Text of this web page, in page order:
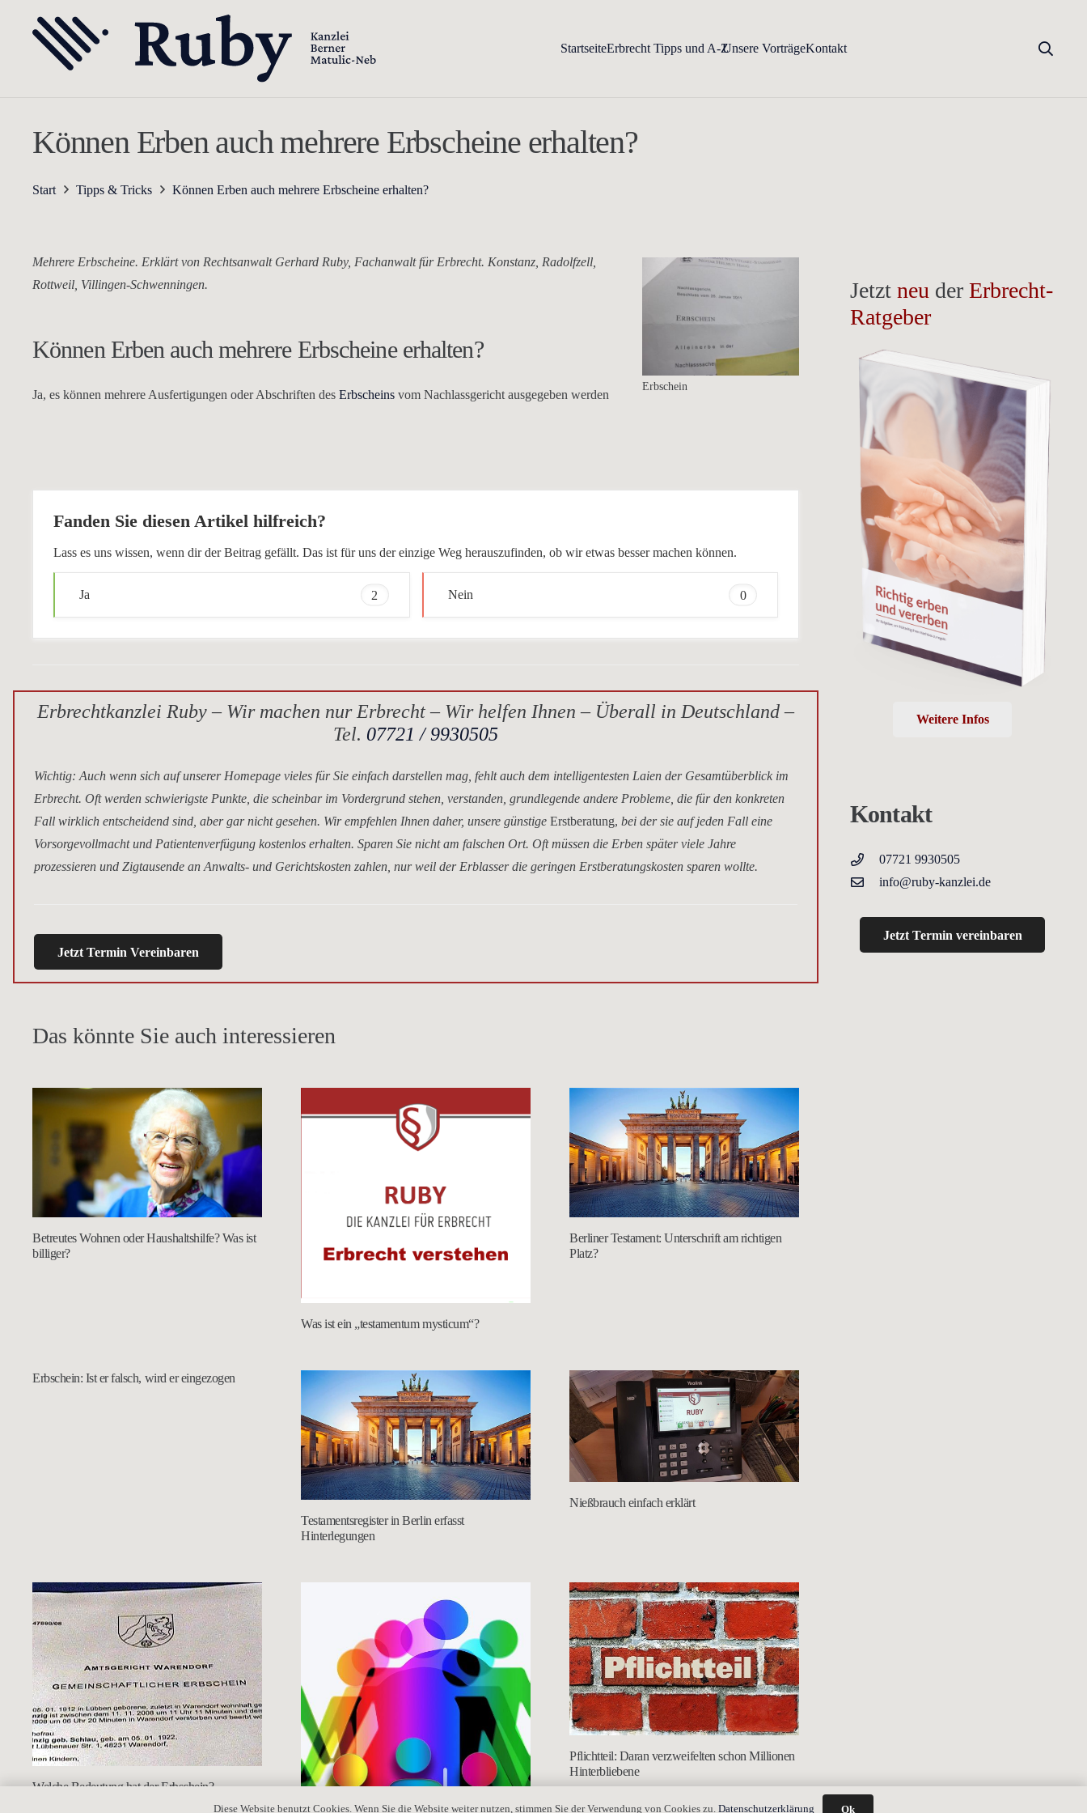
StartseiteErbrecht Tipps und A-ZUnsere VorträgeKontakt
Können Erben auch mehrere Erbscheine erhalten?
Start Tipps & Tricks Können Erben auch mehrere Erbscheine erhalten?
Erbschein
Mehrere Erbscheine. Erklärt von Rechtsanwalt Gerhard Ruby, Fachanwalt für Erbrecht. Konstanz, Radolfzell,
Rottweil, Villingen-Schwenningen.
Können Erben auch mehrere Erbscheine erhalten?
Ja, es können mehrere Ausfertigungen oder Abschriften des Erbscheins vom Nachlassgericht ausgegeben werden
Fanden Sie diesen Artikel hilfreich?
Lass es uns wissen, wenn dir der Beitrag gefällt. Das ist für uns der einzige Weg herauszufinden, ob wir etwas besser machen können.
Ja 2 Nein 0
Erbrechtkanzlei Ruby – Wir machen nur Erbrecht – Wir helfen Ihnen – Überall in Deutschland –
Tel. 07721 / 9930505
Wichtig: Auch wenn sich auf unserer Homepage vieles für Sie einfach darstellen mag, fehlt auch dem intelligentesten Laien der Gesamtüberblick im
Erbrecht. Oft werden schwierigste Punkte, die scheinbar im Vordergrund stehen, verstanden, grundlegende andere Probleme, die für den konkreten
Fall wirklich entscheidend sind, aber gar nicht gesehen. Wir empfehlen Ihnen daher, unsere günstige Erstberatung, bei der sie auf jeden Fall eine
Vorsorgevollmacht und Patientenverfügung kostenlos erhalten. Sparen Sie nicht am falschen Ort. Oft müssen die Erben später viele Jahre
prozessieren und Zigtausende an Anwalts- und Gerichtskosten zahlen, nur weil der Erblasser die geringen Erstberatungskosten sparen wollte.
Jetzt Termin Vereinbaren
Das könnte Sie auch interessieren
Betreutes Wohnen oder Haushaltshilfe? Was ist
billiger?
Was ist ein „testamentum mysticum“?
Berliner Testament: Unterschrift am richtigen
Platz?
Erbschein: Ist er falsch, wird er eingezogen
Testamentsregister in Berlin erfasst
Hinterlegungen
Nießbrauch einfach erklärt
Welche Bedeutung hat der Erbschein?
Pflichtteil: Daran verzweifelten schon Millionen
Hinterbliebene
Jetztneu derErbrecht-
Ratgeber
Weitere Infos
Kontakt
07721 9930505
info@ruby-kanzlei.de
Jetzt Termin vereinbaren
Diese Website benutzt Cookies. Wenn Sie die Website weiter nutzen, stimmen Sie der Verwendung von Cookies zu. Datenschutzerklärung Ok